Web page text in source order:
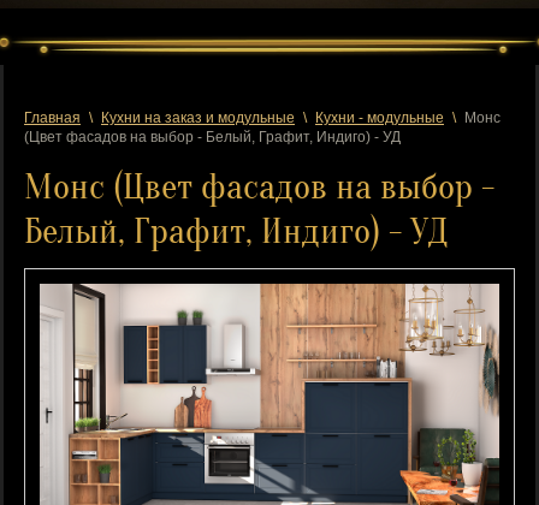
Главная \ Кухни на заказ и модульные \ Кухни - модульные \
Монс
(Цвет фасадов на выбор - Белый, Графит, Индиго) - УД
Монс (Цвет фасадов на выбор -
Белый, Графит, Индиго) - УД